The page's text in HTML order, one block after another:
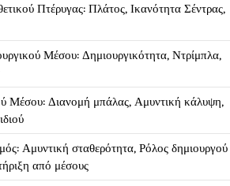
Πτέρυγας: Πλάτος, Ικανότητα Σέντρας,
Μέσου: Δημιουργικότητα, Ντρίμπλα,
Μέσου: Διανομή μπάλας, Αμυντική κάλυψη,
Αμυντική σταθερότητα, Ρόλος δημιουργού
από μέσους